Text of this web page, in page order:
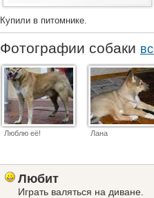
Купили в питомнике.
Фотографии собаки
Люблю её! Лана
Любит
Играть валяться на диване.